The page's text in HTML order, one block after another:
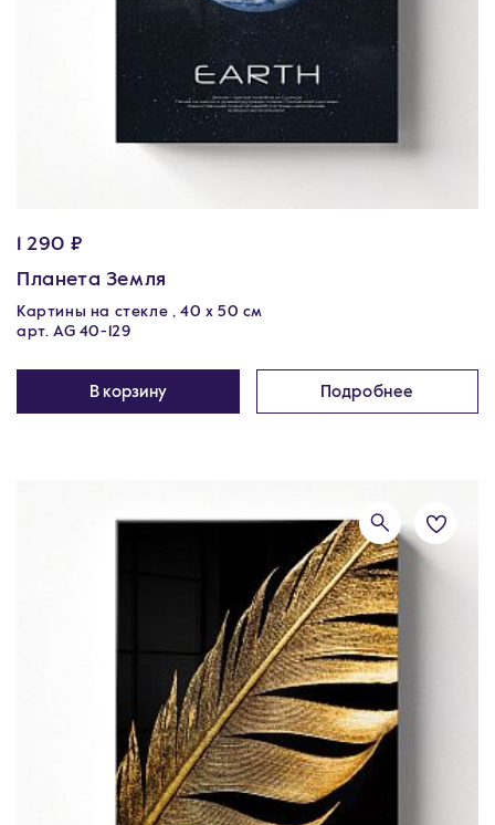
1 290 ₽
Планета Земля
Картины на стекле , 40 х 50 см
арт. AG 40-129
В корзину Подробнее